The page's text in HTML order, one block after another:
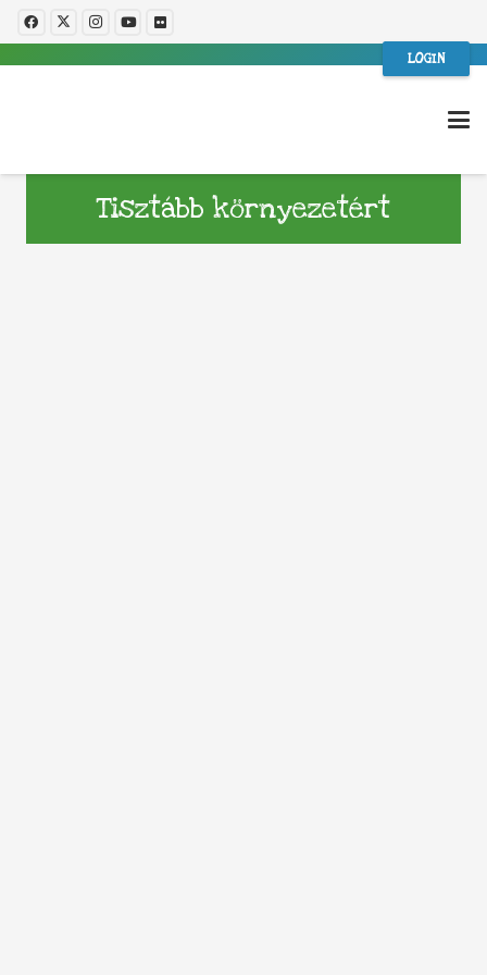
LOGIN
Tisztább környezetért